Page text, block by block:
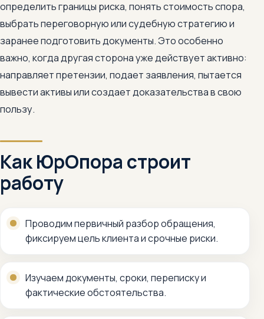
определить границы риска, понять стоимость спора,
выбрать переговорную или судебную стратегию и
заранее подготовить документы. Это особенно
важно, когда другая сторона уже действует активно:
направляет претензии, подает заявления, пытается
вывести активы или создает доказательства в свою
пользу.
Как ЮрОпора строит
работу
Проводим первичный разбор обращения,
фиксируем цель клиента и срочные риски.
Изучаем документы, сроки, переписку и
фактические обстоятельства.